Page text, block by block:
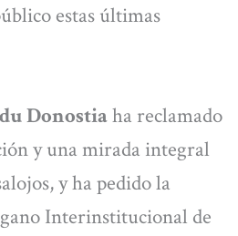
estas últimas
Donostiaha reclamado
y una mirada integral
y ha pedido la
Interinstitucional de